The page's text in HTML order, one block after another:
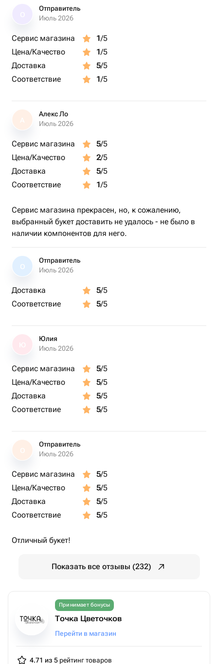
Отправитель
Июль 2026
Сервис магазина 1/5
Цена/Качество
1/5
Доставка
5/5
Соответствие
1/5
А
Алекс Ло
Июль 2026
Сервис магазина 5/5
Цена/Качество
2/5
Доставка
5/5
Соответствие
1/5
Сервис магазина прекрасен, но, к сожалению,
выбранный букет доставить не удалось - не было в
наличии компонентов для него.
О
Отправитель
Июль 2026
Доставка 5/5
Соответствие
5/5
Юлия
Июль 2026
Сервис магазина 5/5
Цена/Качество
5/5
Доставка
5/5
Соответствие
5/5
О
Отправитель
Июль 2026
Сервис магазина 5/5
Цена/Качество
5/5
Доставка
5/5
Соответствие
5/5
Отличный букет!
Показать все отзывы (232)
Принимает бонусы
Точка Цветочков
Перейти в магазин
4.71 из 5 рейтинг товаров